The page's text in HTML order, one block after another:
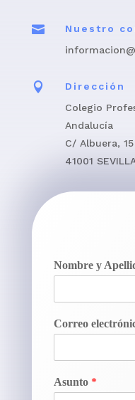

Nuestro

Dirección
Colegio
Andalucía
C/ Albuera,
41001
Nombre y
Correo
Asunto *